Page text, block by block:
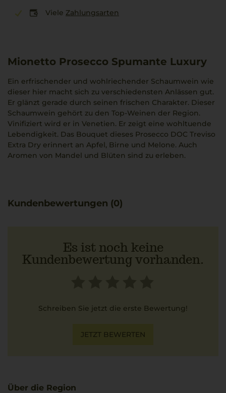
Viele Zahlungsarten
Mionetto Prosecco Spumante Luxury
Ein erfrischender und wohlriechender Schaumwein wie
dieser hier macht sich zu verschiedensten Anlässen gut.
Er glänzt gerade durch seinen frischen Charakter. Dieser
Schaumwein gehört zu den Top-Weinen der Region.
Vinifiziert wird er in Venetien. Er zeigt eine wohltuende
Lebendigkeit. Das Bouquet dieses Prosecco DOC Treviso
Extra Dry erinnert an Apfel, Birne und Melone. Auch
Aromen von Mandel und Blüten sind zu erleben.
Kundenbewertungen (0)
Es ist noch keine
Kundenbewertung vorhanden.
Schreiben Sie jetzt die erste Bewertung!
JETZT BEWERTEN
Über die Region